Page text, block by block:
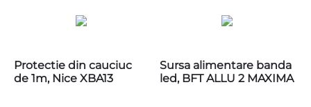
Protectie din cauciuc
de 1m, Nice XBA13
Sursa alimentare banda
led, BFT ALLU 2 MAXIMA